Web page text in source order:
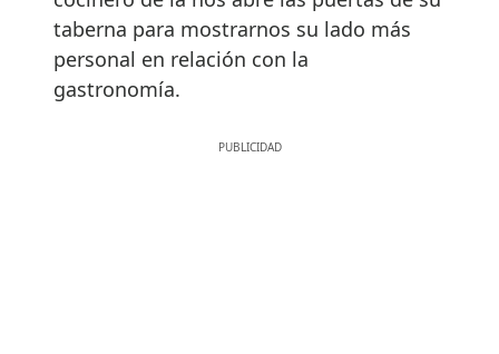
taberna para mostrarnos su lado más
personal en relación con la
gastronomía.